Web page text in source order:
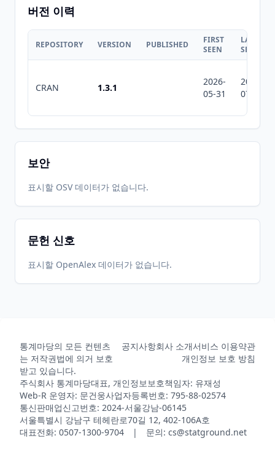
버전 이력
REPOSITORY VERSION PUBLISHED
FIRST
SEEN
LAST
SEEN
CRAN 1.3.1
2026-
05-31
2026-
07-10
보안
표시할 OSV 데이터가 없습니다.
문헌 신호
표시할 OpenAlex 데이터가 없습니다.
통계마당의 모든 컨텐츠
는 저작권법에 의거 보호
받고 있습니다.
공지사항회사 소개서비스 이용약관
개인정보 보호 방침
주식회사 통계마당대표, 개인정보보호책임자: 유재성
Web-R 운영자: 문건웅사업자등록번호: 795-88-02574
통신판매업신고번호: 2024-서울강남-06145
서울특별시 강남구 테헤란로70길 12, 402-106A호
대표전화: 0507-1300-9704 | 문의: cs@statground.net